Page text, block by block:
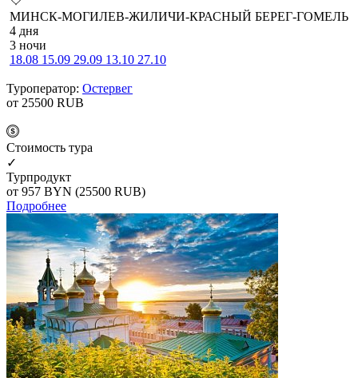
МИНСК-МОГИЛЕВ-ЖИЛИЧИ-КРАСНЫЙ БЕРЕГ-ГОМЕЛЬ
4 дня
3 ночи
18.08 15.09 29.09 13.10 27.10
Туроператор: Остервег
от 25500 RUB
Cтоимость тура
✓
Турпродукт
от 957 BYN (25500 RUB)
Подробнее